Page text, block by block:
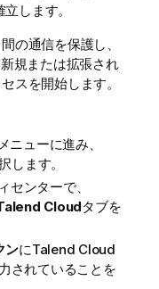
します。
の通信を保護し、
規または拡張され
スを開始します。
ニューに進み、
します。
ンターで、
Cloudタブを
ンにTalend Cloud
されていることを